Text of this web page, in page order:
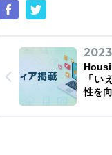
「い
性を